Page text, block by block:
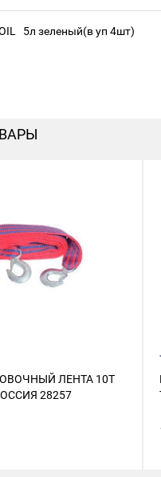
5л зеленый(в уп 4шт)
ЛЕНТА 10Т
28257